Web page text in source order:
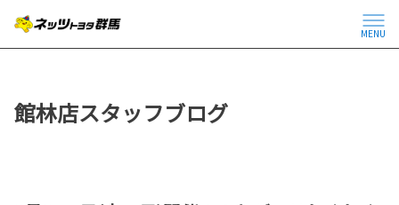
MENU
館林店スタッフブログ